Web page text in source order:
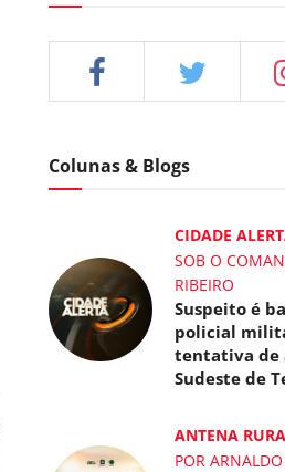
Colunas & Blogs
CIDADE
SOB O
RIBEIRO
Suspeito é
policial
tentativa de
Sudeste de
ANTENA
POR